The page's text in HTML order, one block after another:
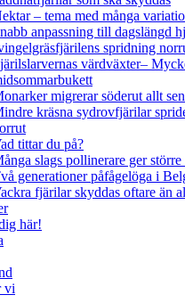
– tema med många
anpassning till dagslängd
spridning
värdväxter–
migrerar söderut allt
kräsna sydrovfjärilar
tittar du på?
slags pollinerare ger
generationer påfågelöga i
fjärilar skyddas oftare än
här!
vi